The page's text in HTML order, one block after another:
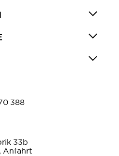
388
33b
Anfahrt